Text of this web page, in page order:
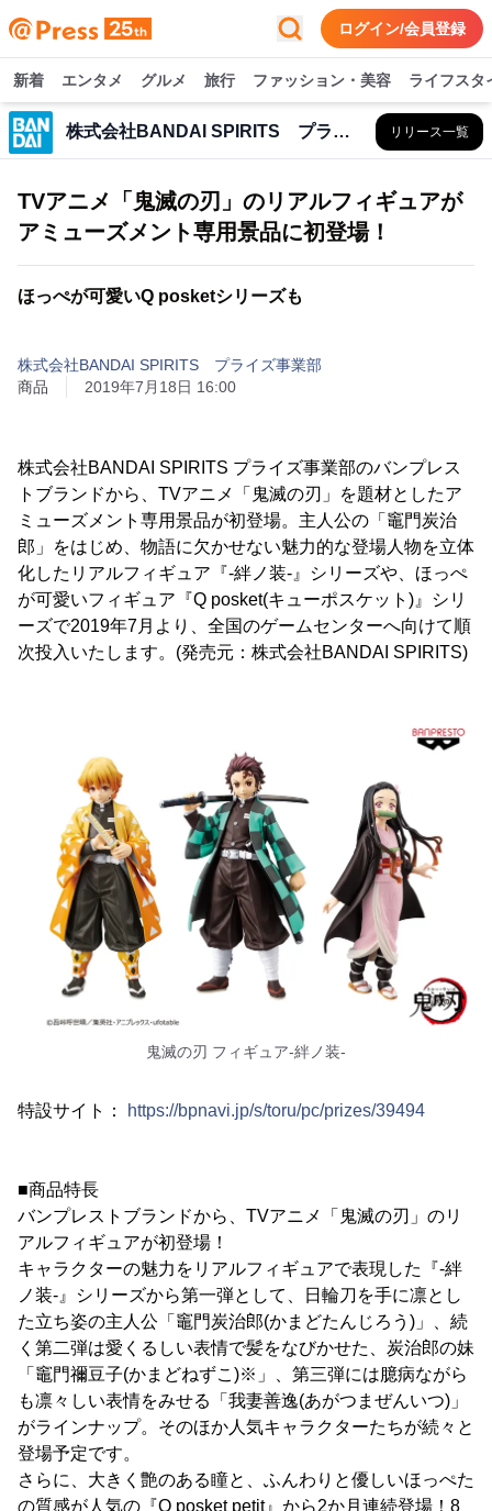
ログイン/会員登録
新着 エンタメ グルメ 旅行 ファッション・美容 ライフスタ
株式会社BANDAI SPIRITS プライズ事業部 リリース一覧
TVアニメ「鬼滅の刃」のリアルフィギュアが
アミューズメント専用景品に初登場！
ほっぺが可愛いQ posketシリーズも
株式会社BANDAI SPIRITS プライズ事業部
商品
2019年7月18日 16:00
株式会社BANDAI SPIRITS プライズ事業部のバンプレス
トブランドから、TVアニメ「鬼滅の刃」を題材としたア
ミューズメント専用景品が初登場。主人公の「竈門炭治
郎」をはじめ、物語に欠かせない魅力的な登場人物を立体
化したリアルフィギュア『-絆ノ装-』シリーズや、ほっぺ
が可愛いフィギュア『Q posket(キューポスケット)』シリ
ーズで2019年7月より、全国のゲームセンターへ向けて順
次投入いたします。(発売元：株式会社BANDAI SPIRITS)
鬼滅の刃 フィギュア-絆ノ装-
特設サイト： https://bpnavi.jp/s/toru/pc/prizes/39494
■商品特長
バンプレストブランドから、TVアニメ「鬼滅の刃」のリ
アルフィギュアが初登場！
キャラクターの魅力をリアルフィギュアで表現した『-絆
ノ装-』シリーズから第一弾として、日輪刀を手に凛とし
た立ち姿の主人公「竈門炭治郎(かまどたんじろう)」、続
く第二弾は愛くるしい表情で髪をなびかせた、炭治郎の妹
「竈門禰豆子(かまどねずこ)※」、第三弾には臆病ながら
も凛々しい表情をみせる「我妻善逸(あがつまぜんいつ)」
がラインナップ。そのほか人気キャラクターたちが続々と
登場予定です。
さらに、大きく艶のある瞳と、ふんわりと優しいほっぺた
の質感が人気の『Q posket petit』から2か月連続登場！8